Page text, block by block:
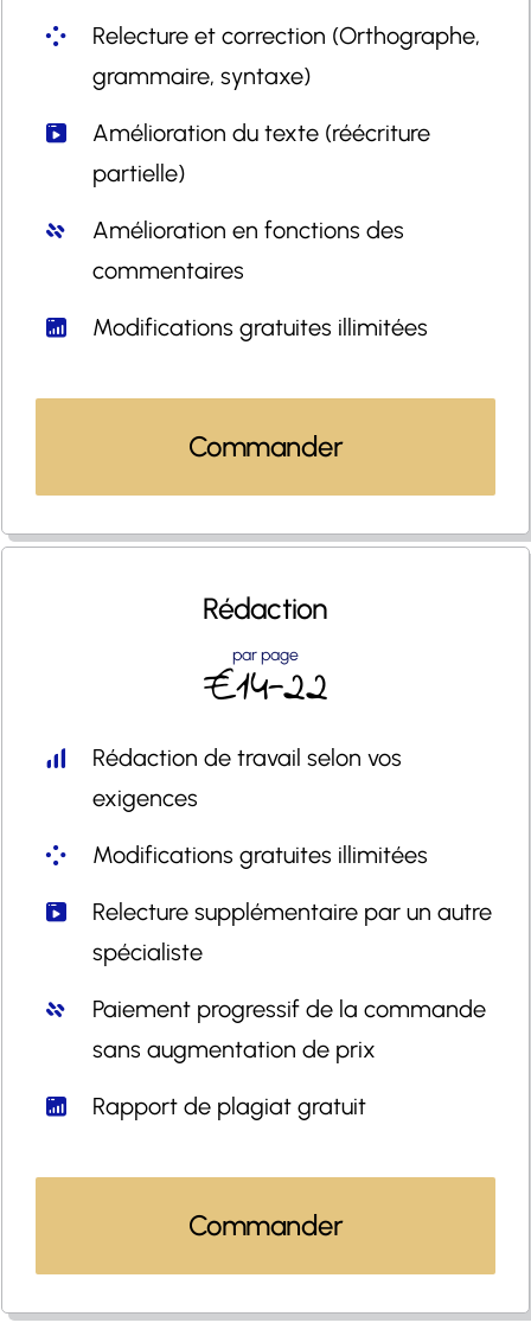
Relecture et correction (Orthographe,
grammaire, syntaxe)
Amélioration du texte (réécriture
partielle)
Amélioration en fonctions des
commentaires
Modifications gratuites illimitées
Commander
Rédaction
par page
€14-22
Rédaction de travail selon vos
exigences
Modifications gratuites illimitées
Relecture supplémentaire par un autre
spécialiste
Paiement progressif de la commande
sans augmentation de prix
Rapport de plagiat gratuit
Commander